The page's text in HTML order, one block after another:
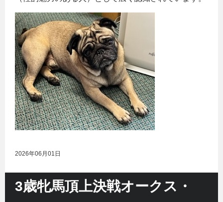
2026年06月01日
3歳牝馬頂上決戦オークス・